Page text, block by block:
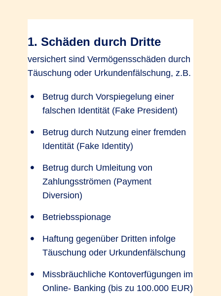
1. Schäden durch Dritte
versichert sind Vermögensschäden durch
Täuschung oder Urkundenfälschung, z.B.
Betrug durch Vorspiegelung einer
falschen Identität (Fake President)
Betrug durch Nutzung einer fremden
Identität (Fake Identity)
Betrug durch Umleitung von
Zahlungsströmen (Payment
Diversion)
Betriebsspionage
Haftung gegenüber Dritten infolge
Täuschung oder Urkundenfälschung
Missbräuchliche Kontoverfügungen im
Online- Banking (bis zu 100.000 EUR)